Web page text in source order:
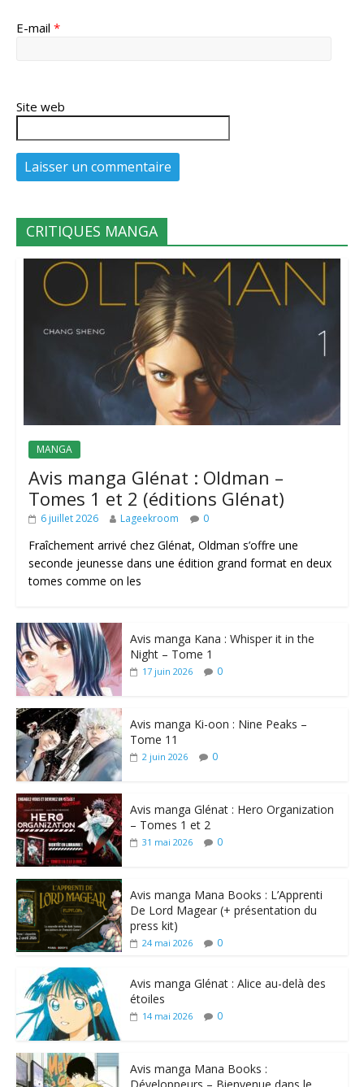
E-mail *
Site web
CRITIQUES MANGA
MANGA
Avis manga Glénat : Oldman –
Tomes 1 et 2 (éditions Glénat)
6 juillet 2026 Lageekroom 0
Fraîchement arrivé chez Glénat, Oldman s’offre une
seconde jeunesse dans une édition grand format en deux
tomes comme on les
Avis manga Kana : Whisper it in the
Night – Tome 1
17 juin 2026 0
Avis manga Ki-oon : Nine Peaks –
Tome 11
2 juin 2026 0
Avis manga Glénat : Hero Organization
– Tomes 1 et 2
31 mai 2026 0
Avis manga Mana Books : L’Apprenti
De Lord Magear (+ présentation du
press kit)
24 mai 2026 0
Avis manga Glénat : Alice au-delà des
étoiles
14 mai 2026 0
Avis manga Mana Books :